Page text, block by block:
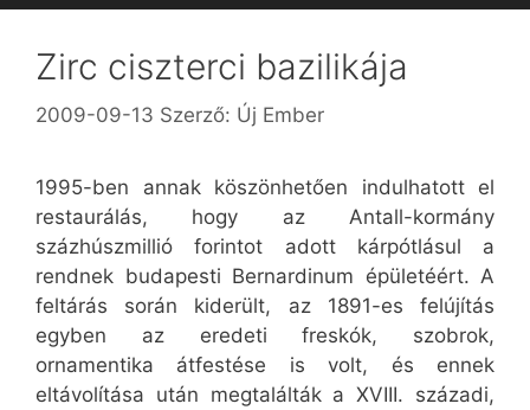
Zirc ciszterci bazilikája
2009-09-13 Szerző: Új Ember
1995-ben annak köszönhetően indulhatott el
restaurálás, hogy az Antall-kormány
százhúszmillió forintot adott kárpótlásul a
rendnek budapesti Bernardinum épületéért. A
feltárás során kiderült, az 1891-es felújítás
egyben az eredeti freskók, szobrok,
ornamentika átfestése is volt, és ennek
eltávolítása után megtalálták a XVIII. századi,